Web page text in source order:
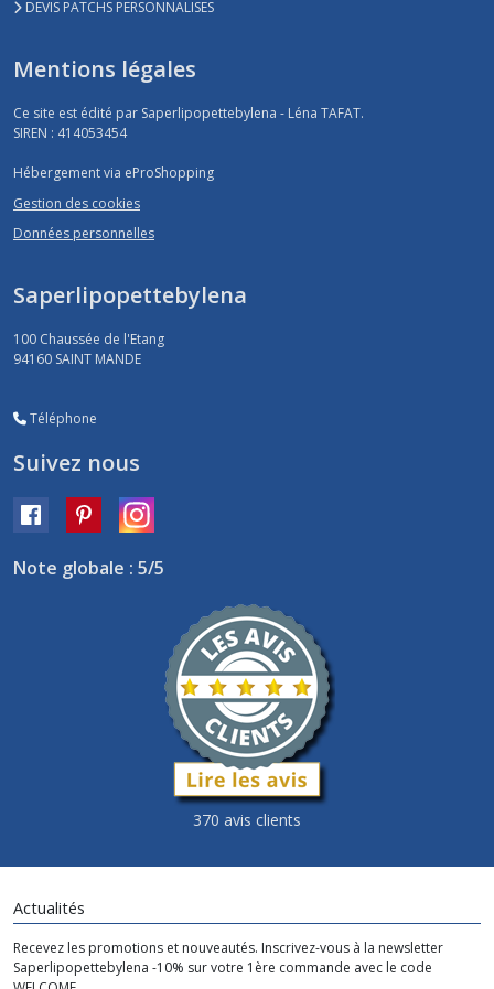
DEVIS PATCHS PERSONNALISES
Mentions légales
Ce site est édité par Saperlipopettebylena - Léna TAFAT.
SIREN : 414053454
Hébergement via eProShopping
Gestion des cookies
Données personnelles
Saperlipopettebylena
100 Chaussée de l'Etang
94160 SAINT MANDE
Téléphone
Suivez nous
Note globale : 5/5
370 avis clients
Actualités
Recevez les promotions et nouveautés. Inscrivez-vous à la newsletter
Saperlipopettebylena -10% sur votre 1ère commande avec le code